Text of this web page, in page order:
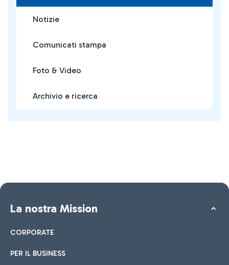
Notizie
Comunicati stampa
Foto & Video
Archivio e ricerca
La nostra Mission
CORPORATE
PER IL BUSINESS